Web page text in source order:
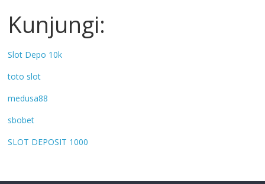
Kunjungi:
Slot Depo 10k
toto slot
medusa88
sbobet
SLOT DEPOSIT 1000